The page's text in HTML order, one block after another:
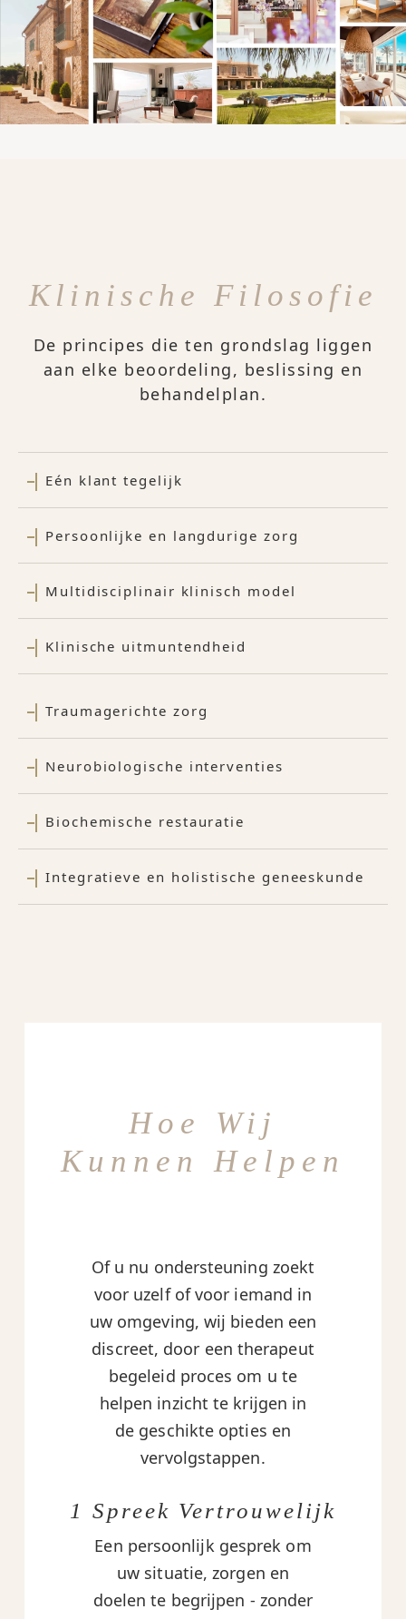
Klinische Filosofie
De principes die ten grondslag liggen
aan elke beoordeling, beslissing en
behandelplan.
Eén klant tegelijk
Persoonlijke en langdurige zorg
Multidisciplinair klinisch model
Klinische uitmuntendheid
Traumagerichte zorg
Neurobiologische interventies
Biochemische restauratie
Integratieve en holistische geneeskunde
Hoe Wij
Kunnen Helpen
Of u nu ondersteuning zoekt
voor uzelf of voor iemand in
uw omgeving, wij bieden een
discreet, door een therapeut
begeleid proces om u te
helpen inzicht te krijgen in
de geschikte opties en
vervolgstappen.
1 Spreek Vertrouwelijk
Een persoonlijk gesprek om
uw situatie, zorgen en
doelen te begrijpen - zonder